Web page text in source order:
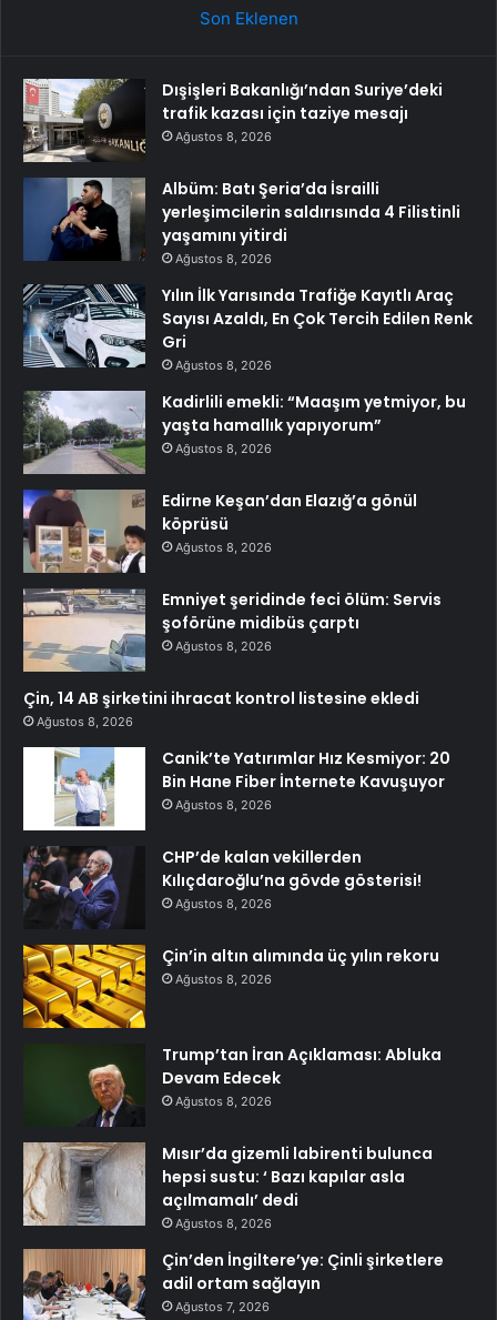
Son Eklenen
Dışişleri Bakanlığı’ndan Suriye’deki
trafik kazası için taziye mesajı
Ağustos 8, 2026
Albüm: Batı Şeria’da İsrailli
yerleşimcilerin saldırısında 4 Filistinli
yaşamını yitirdi
Ağustos 8, 2026
Yılın İlk Yarısında Trafiğe Kayıtlı Araç
Sayısı Azaldı, En Çok Tercih Edilen Renk
Gri
Ağustos 8, 2026
Kadirlili emekli: “Maaşım yetmiyor, bu
yaşta hamallık yapıyorum”
Ağustos 8, 2026
Edirne Keşan’dan Elazığ’a gönül
köprüsü
Ağustos 8, 2026
Emniyet şeridinde feci ölüm: Servis
şoförüne midibüs çarptı
Ağustos 8, 2026
Çin, 14 AB şirketini ihracat kontrol listesine ekledi
Ağustos 8, 2026
Canik’te Yatırımlar Hız Kesmiyor: 20
Bin Hane Fiber İnternete Kavuşuyor
Ağustos 8, 2026
CHP’de kalan vekillerden
Kılıçdaroğlu’na gövde gösterisi!
Ağustos 8, 2026
Çin’in altın alımında üç yılın rekoru
Ağustos 8, 2026
Trump’tan İran Açıklaması: Abluka
Devam Edecek
Ağustos 8, 2026
Mısır’da gizemli labirenti bulunca
hepsi sustu: ‘ Bazı kapılar asla
açılmamalı’ dedi
Ağustos 8, 2026
Çin’den İngiltere’ye: Çinli şirketlere
adil ortam sağlayın
Ağustos 7, 2026